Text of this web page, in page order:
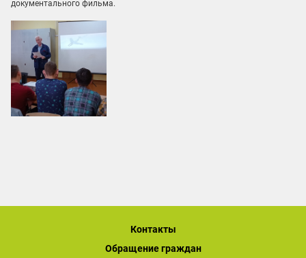
документального фильма.
Контакты
Обращение граждан